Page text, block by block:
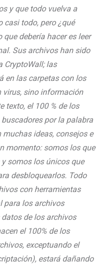
y que todo vuelva a
casi todo, pero ¿qué
que debería hacer es leer
Sus archivos han sido
CryptoWall; las
en las carpetas con los
virus, sino información
texto, el 100 % de los
por la palabra
ideas, consejos e
momento: somos los que
somos los únicos que
desbloquearlos. Todo
con herramientas
para los archivos
de los archivos
el 100% de los
exceptuando el
estará dañando